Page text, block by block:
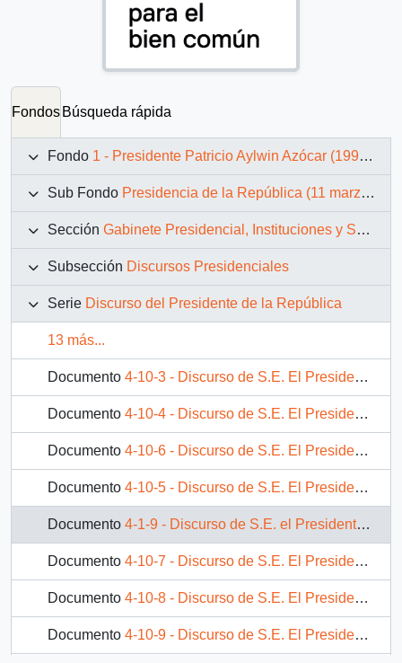
Fondos Búsqueda rápida
Fondo 1 - Presidente Patricio Aylwin Azócar (1990-1994)
Sub Fondo Presidencia de la República (11 marzo 1990 – 11 marzo 1994)
Sección Gabinete Presidencial, Instituciones y Servicios
Subsección Discursos Presidenciales
Serie Discurso del Presidente de la República
13 más...
Documento 4-10-3 - Discurso de S.E. El Presidente de la República, D. Patricio Aylwin Azocar, al inaugurar las Feria Internacional de Talca - FITAL` 93
Documento 4-10-4 - Discurso de S.E. El Presidente de la República, D. Patricio Aylwin Azocar, en visita al Campus Norte de la Universidad de Talca
Documento 4-10-6 - Discurso de S.E. El Presidente de la República, D. Patricio Aylwin Azocar, en visita para comprobar estado de avance inversión del regadio de Pencahue
Documento 4-10-5 - Discurso de S.E. El Presidente de la República, D. Patricio Aylwin Azocar, en inauguración del agua potable rural de "Lo Figueroa", en estación experimental "ESSAM"
Documento 4-1-9 - Discurso de S.E. el Presidente de la República D. Patricio Aylwin Azocar, en el acto de conmemoración del quinto centenario.
Documento 4-10-7 - Discurso de S.E. El Presidente de la República, D. Patricio Aylwin Azocar, en inauguración de internado del Liceo Polivalente de San Clemente
Documento 4-10-8 - Discurso de S.E. El Presidente de la República, D. Patricio Aylwin Azocar, en inauguración del camino Camarico-Cumpeo
Documento 4-10-9 - Discurso de S.E. El Presidente de la República, D. Patricio Aylwin Azocar, en encuentro con la comunidad de Molina, y firma del Convenio INDAP Banco del Estado